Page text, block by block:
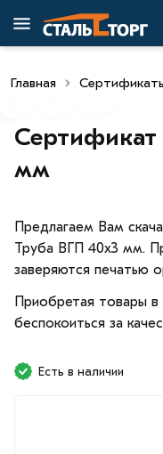
Главная
Сертификат
мм
Предлагаем Вам
Труба ВГП 40х3 мм.
заверяются печатью
Приобретая товары
беспокоиться за
Есть в наличии